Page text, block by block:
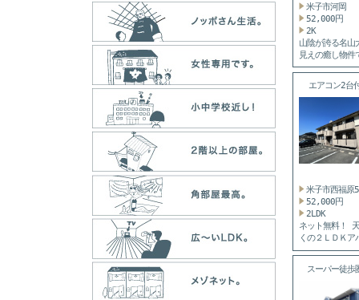
米子市河岡
52,000円
2K
山陰が誇る名山
見えの癒し物件
お...
エアコン2台
イ...
米子市西福原
52,000円
2LDK
ネット無料！
くの２ＬＤＫア
す...
スーパー徒